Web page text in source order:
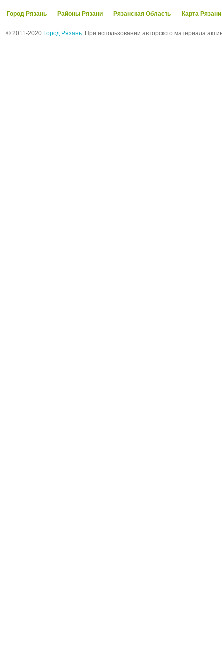
Город Рязань Районы Рязани Рязанская Область Карта Рязани
© 2011-2020 Город Рязань. При использовании авторского материала